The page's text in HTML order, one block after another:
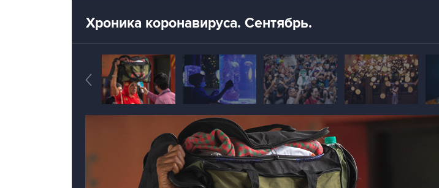
Хроника коронавируса. Сентябрь.